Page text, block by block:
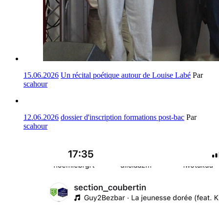
15.06.2026 Un récital poétique autour de Louise Labé Par
scahour
12.06.2026 dossier d'inscription formations post-bac Par
scahour